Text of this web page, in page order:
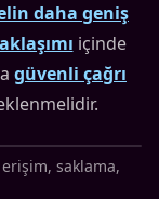
daha geniş
içinde
güvenli çağrı
saklama,